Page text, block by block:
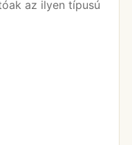
az ilyen típusú